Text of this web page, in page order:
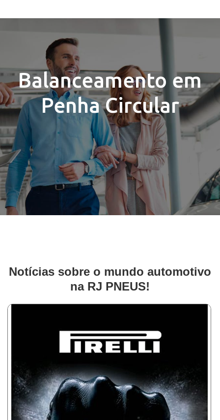
Balanceamento em
Penha Circular
Notícias sobre o mundo automotivo
na RJ PNEUS!